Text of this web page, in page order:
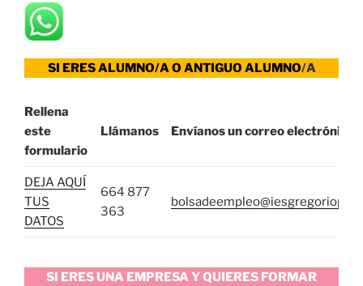
SI ERES ALUMNO/A O ANTIGUO ALUMNO/A
Rellena
este
formulario
Llámanos Envíanos un correo electrónico
DEJA AQUÍ
TUS
DATOS
664 877
363
SI ERES UNA EMPRESA Y QUIERES FORMAR